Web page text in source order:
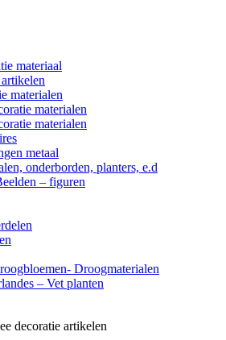
materiaal
materialen
materialen
materialen
metaal
onderborden, planters, e.d
– figuren
Droogmaterialen
– Vet planten
decoratie artikelen